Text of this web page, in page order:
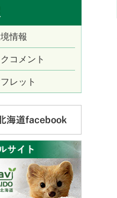
情報
コメント
レット